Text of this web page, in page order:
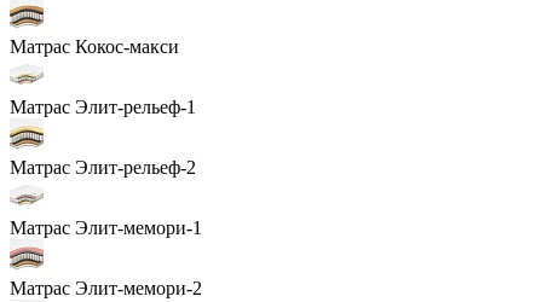
Матрас Кокос-макси
Матрас Элит-рельеф-1
Матрас Элит-рельеф-2
Матрас Элит-мемори-1
Матрас Элит-мемори-2